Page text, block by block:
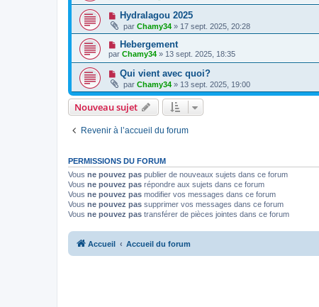
Hydralagou 2025
par Chamy34 » 17 sept. 2025, 20:28
Hebergement
par Chamy34 » 13 sept. 2025, 18:35
Qui vient avec quoi?
par Chamy34 » 13 sept. 2025, 19:00
Nouveau sujet
Revenir à l’accueil du forum
PERMISSIONS DU FORUM
Vous ne pouvez pas publier de nouveaux sujets dans ce forum
Vous ne pouvez pas répondre aux sujets dans ce forum
Vous ne pouvez pas modifier vos messages dans ce forum
Vous ne pouvez pas supprimer vos messages dans ce forum
Vous ne pouvez pas transférer de pièces jointes dans ce forum
Accueil Accueil du forum